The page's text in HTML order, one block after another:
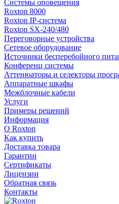
Системы оповещения
Roxton 8000
Roxton IP-система
Roxton SX-240/480
Переговорные устройства
Сетевое оборудование
Источники бесперебойного
Конференц системы
Аттенюаторы и селекторы
Аппаратные шкафы
Межблочные кабели
Услуги
Примеры решений
Информация
О Roxton
Как купить
Доставка товара
Гарантии
Сертификаты
Лицензии
Обратная связь
Контакты